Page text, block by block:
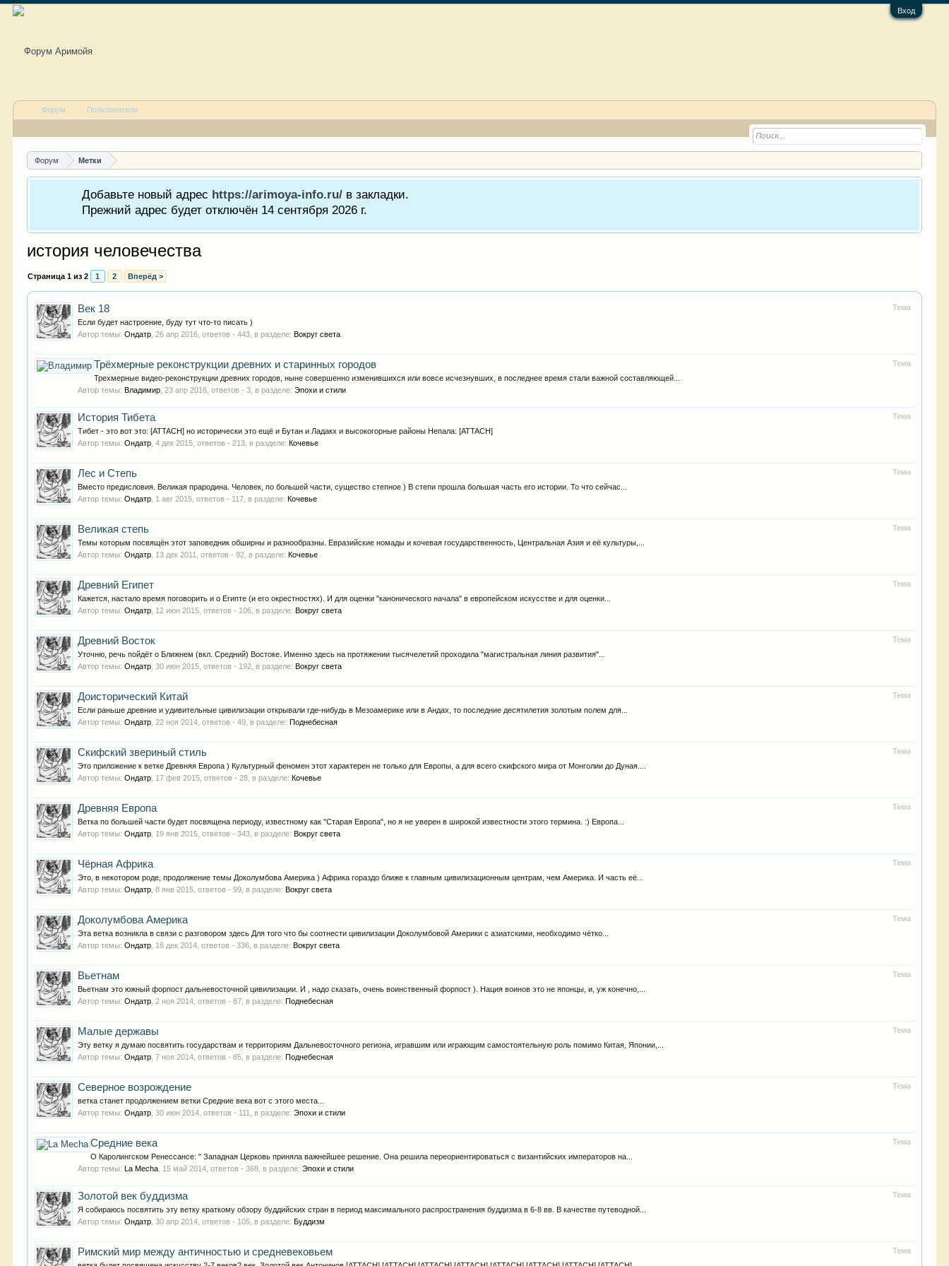
Вход
Форум Метки
Добавьте новый адрес https://arimoya-info.ru/ в закладки.
Прежний адрес будет отключён 14 сентября 2026 г.
история человечества
Страница 1 из 2 1 2 Вперёд >
Тема
Век 18
Если будет настроение, буду тут что-то писать )
Автор темы:Ондатр ,26 апр 2016 , ответов - 443, в разделе:Вокруг света
Тема
Трёхмерные реконструкции древних и старинных городов
Трехмерные видео-реконструкции древних городов, ныне совершенно изменившихся или вовсе исчезнувших, в последнее время стали важной составляющей...
Автор темы:Владимир ,23 апр 2016 , ответов - 3, в разделе:Эпохи и стили
Тема
История Тибета
Тибет - это вот это: [ATTACH] но исторически это ещё и Бутан и Ладакх и высокогорные районы Непала: [ATTACH]
Автор темы:Ондатр ,4 дек 2015 , ответов - 213, в разделе:Кочевье
Тема
Лес и Степь
Вместо предисловия. Великая прародина. Человек, по большей части, существо степное ) В степи прошла большая часть его истории. То что сейчас...
Автор темы:Ондатр 1 авг 2015 , ответов - 117, в разделе:Кочевье
Тема
Великая степь
Темы которым посвящён этот заповедник обширны и разнообразны. Евразийские номады и кочевая государственность, Центральная Азия и её культуры,...
Автор темы:Ондатр 13 дек 2011 , ответов - 92, в разделе:Кочевье
Тема
Древний Египет
Кажется, настало время поговорить и о Египте (и его окрестностях). И для оценки "канонического начала" в европейском искусстве и для оценки...
Автор темы:Ондатр 12 июн 2015 , ответов - 106, в разделе:Вокруг света
Тема
Древний Восток
Уточню, речь пойдёт о Ближнем (вкл. Средний) Востоке. Именно здесь на протяжении тысячелетий проходила "магистральная линия развития"...
Автор темы:Ондатр ,30 июн 2015 , ответов - 192, в разделе:Вокруг света
Тема
Доисторический Китай
Если раньше древние и удивительные цивилизации открывали где-нибудь в Мезоамерике или в Андах, то последние десятилетия золотым полем для...
Автор темы:Ондатр ,22 ноя 2014 , ответов - 49, в разделе:Поднебесная
Тема
Скифский звериный стиль
Это приложение к ветке Древняя Европа ) Культурный феномен этот характерен не только для Европы, а для всего скифского мира от Монголии до Дуная....
Автор темы:Ондатр 17 фев 2015 , ответов - 28, в разделе:Кочевье
Тема
Древняя Европа
Ветка по большей части будет посвящена периоду, известному как "Старая Европа", но я не уверен в широкой известности этого термина. :) Европа...
Автор темы:Ондатр 19 янв 2015 , ответов - 343, в разделе:Вокруг света
Тема
Чёрная Африка
Это, в некотором роде, продолжение темы Доколумбова Америка ) Африка гораздо ближе к главным цивилизационным центрам, чем Америка. И часть её...
Автор темы:Ондатр ,8 янв 2015 , ответов - 99, в разделе:Вокруг света
Тема
Доколумбова Америка
Эта ветка возникла в связи с разговором здесь Для того что бы соотнести цивилизации Доколумбовой Америки с азиатскими, необходимо чётко...
Автор темы:Ондатр 16 дек 2014 , ответов - 336, в разделе:Вокруг света
Тема
Вьетнам
Вьетнам это южный форпост дальневосточной цивилизации. И , надо сказать, очень воинственный форпост ). Нация воинов это не японцы, и, уж конечно,...
Автор темы:Ондатр ,2 ноя 2014 , ответов - 87, в разделе:Поднебесная
Тема
Малые державы
Эту ветку я думаю посвятить государствам и территориям Дальневосточного региона, игравшим или играющим самостоятельную роль помимо Китая, Японии,...
Автор темы:Ондатр ,7 ноя 2014 , ответов - 85, в разделе:Поднебесная
Тема
Северное возрождение
ветка станет продолжением ветки Средние века вот с этого места...
Автор темы:Ондатр ,30 июн 2014 , ответов - 111, в разделе:Эпохи и стили
Тема
Средние века
О Каролингском Ренессансе: " Западная Церковь приняла важнейшее решение. Она решила переориентироваться с византийских императоров на...
Автор темы:La Mecha 15 май 2014 , ответов - 368, в разделе:Эпохи и стили
Тема
Золотой век буддизма
Я собираюсь посвятить эту ветку краткому обзору буддийских стран в период максимального распространения буддизма в 6-8 вв. В качестве путеводной...
Автор темы:Ондатр ,30 апр 2014 , ответов - 105, в разделе:Буддизм
Тема
Римский мир между античностью и средневековьем
Форум Пользователи